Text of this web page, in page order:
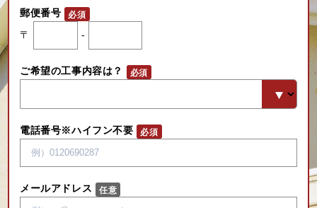
郵便番号
〒
-
ご希望の工事内容は？
電話番号※ハイフン不要
メールアドレス